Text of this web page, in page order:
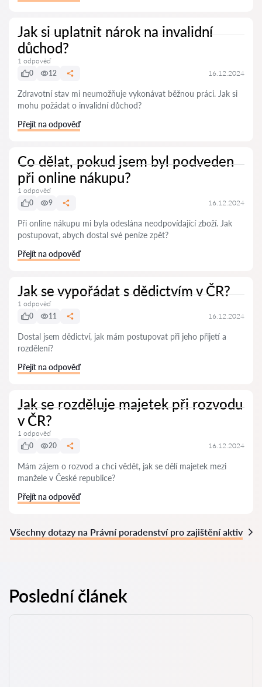
Jak si uplatnit nárok na invalidní
důchod?
1 odpověď
0
12 16.12.2024
Zdravotní stav mi neumožňuje vykonávat běžnou práci. Jak si
mohu požádat o invalidní důchod?
Přejít na odpověď
Co dělat, pokud jsem byl podveden
při online nákupu?
1 odpověď
0
9 16.12.2024
Při online nákupu mi byla odeslána neodpovídající zboží. Jak
postupovat, abych dostal své peníze zpět?
Přejít na odpověď
Jak se vypořádat s dědictvím v ČR?
1 odpověď
0
11 16.12.2024
Dostal jsem dědictví, jak mám postupovat při jeho přijetí a
rozdělení?
Přejít na odpověď
Jak se rozděluje majetek při rozvodu
v ČR?
1 odpověď
0
20 16.12.2024
Mám zájem o rozvod a chci vědět, jak se dělí majetek mezi
manžele v České republice?
Přejít na odpověď
Všechny dotazy na Právní poradenství pro zajištění aktiv
Poslední článek